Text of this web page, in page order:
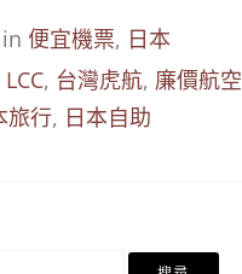
便宜機票, 日本
LCC, 台灣虎航, 廉價航空
旅行, 日本自助